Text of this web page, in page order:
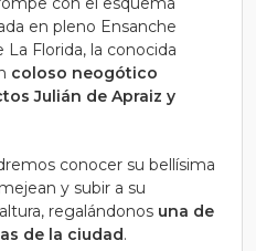
en pleno Ensanche
Florida, la conocida
coloso neogótico
Julián de Apraiz y
conocer su bellísima
y subir a su
regalándonos una de
de la ciudad.